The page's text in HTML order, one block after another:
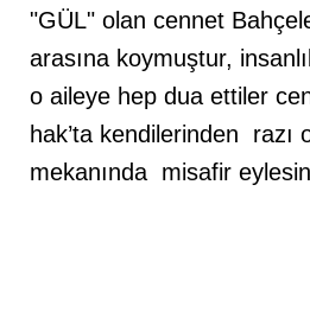
"GÜL" olan cennet
arasına koymuştur,
o aileye hep dua ettiler
hak’ta kendilerinden razı
mekanında misafir